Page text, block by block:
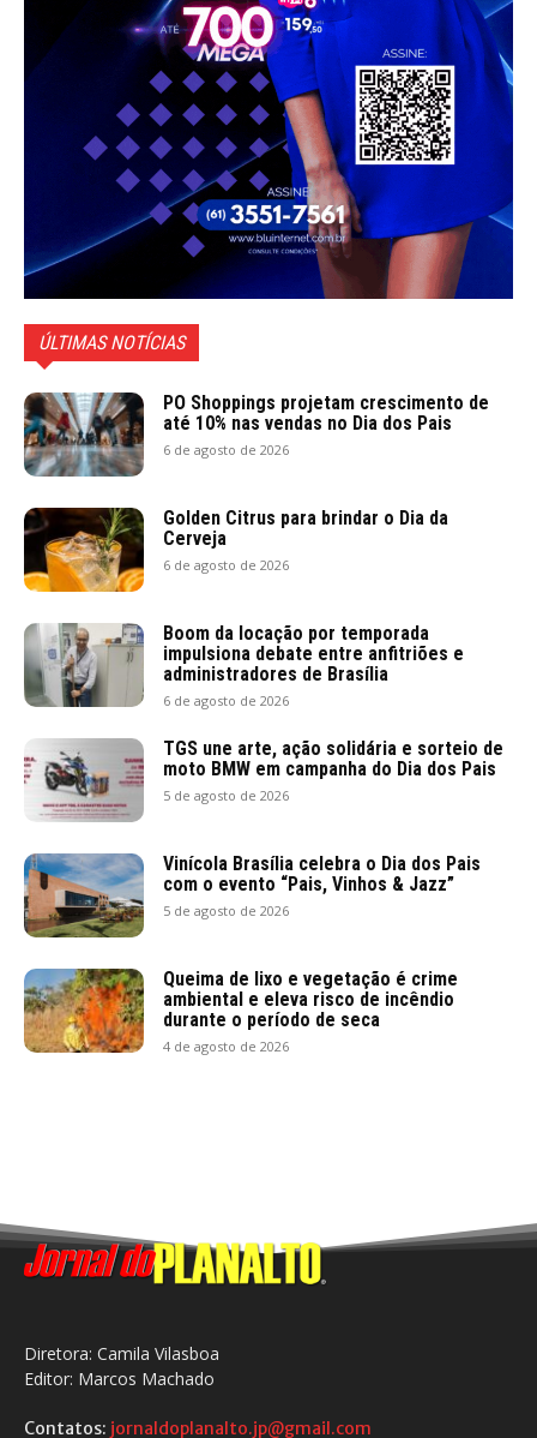
ÚLTIMAS NOTÍCIAS
PO Shoppings projetam crescimento de
até 10% nas vendas no Dia dos Pais
6 de agosto de 2026
Golden Citrus para brindar o Dia da
Cerveja
6 de agosto de 2026
Boom da locação por temporada
impulsiona debate entre anfitriões e
administradores de Brasília
6 de agosto de 2026
TGS une arte, ação solidária e sorteio de
moto BMW em campanha do Dia dos Pais
5 de agosto de 2026
Vinícola Brasília celebra o Dia dos Pais
com o evento “Pais, Vinhos & Jazz”
5 de agosto de 2026
Queima de lixo e vegetação é crime
ambiental e eleva risco de incêndio
durante o período de seca
4 de agosto de 2026
Diretora: Camila Vilasboa
Editor: Marcos Machado
Contatos: jornaldoplanalto.jp@gmail.com